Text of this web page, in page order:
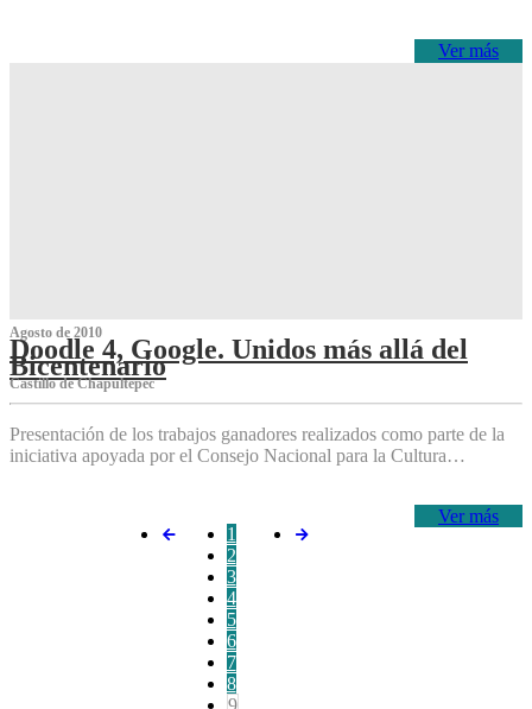
Ver más
Agosto de 2010
Doodle 4, Google. Unidos más allá del
Bicentenario
Castillo de Chapultepec
Presentación de los trabajos ganadores realizados como parte de la
iniciativa apoyada por el Consejo Nacional para la Cultura…
Ver más
1
2
3
4
5
6
7
8
9